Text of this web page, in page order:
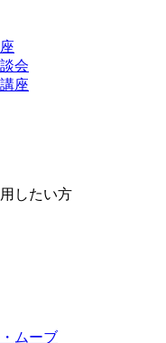
会
座
したい方